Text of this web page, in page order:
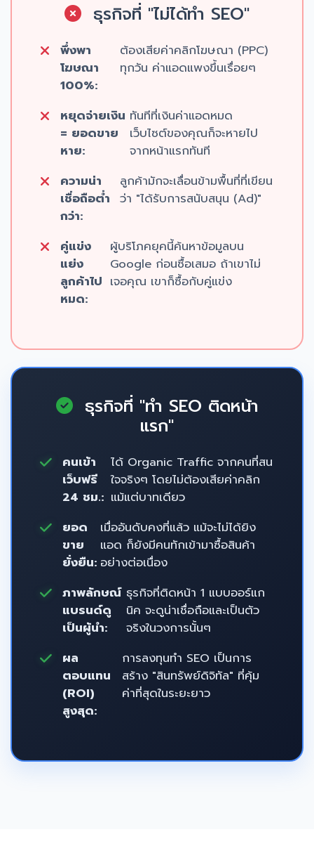
ธุรกิจที่ "ไม่ได้ทำ SEO"
พึ่งพา
โฆษณา
100%:
ต้องเสียค่าคลิกโฆษณา (PPC)
ทุกวัน ค่าแอดแพงขึ้นเรื่อยๆ
หยุดจ่ายเงิน
= ยอดขาย
หาย:
ทันทีที่เงินค่าแอดหมด
เว็บไซต์ของคุณก็จะหายไป
จากหน้าแรกทันที
ความน่า
เชื่อถือต่ำ
กว่า:
ลูกค้ามักจะเลื่อนข้ามพื้นที่ที่เขียน
ว่า "ได้รับการสนับสนุน (Ad)"
คู่แข่ง
แย่ง
ลูกค้าไป
หมด:
ผู้บริโภคยุคนี้ค้นหาข้อมูลบน
Google ก่อนซื้อเสมอ ถ้าเขาไม่
เจอคุณ เขาก็ซื้อกับคู่แข่ง
ธุรกิจที่ "ทำ SEO ติดหน้า
แรก"
คนเข้า
เว็บฟรี
24 ชม.:
ได้ Organic Traffic จากคนที่สน
ใจจริงๆ โดยไม่ต้องเสียค่าคลิก
แม้แต่บาทเดียว
ยอด
ขาย
ยั่งยืน:
เมื่ออันดับคงที่แล้ว แม้จะไม่ได้ยิง
แอด ก็ยังมีคนทักเข้ามาซื้อสินค้า
อย่างต่อเนื่อง
ภาพลักษณ์
แบรนด์ดู
เป็นผู้นำ:
ธุรกิจที่ติดหน้า 1 แบบออร์แก
นิค จะดูน่าเชื่อถือและเป็นตัว
จริงในวงการนั้นๆ
ผล
ตอบแทน
(ROI)
สูงสุด:
การลงทุนทำ SEO เป็นการ
สร้าง "สินทรัพย์ดิจิทัล" ที่คุ้ม
ค่าที่สุดในระยะยาว